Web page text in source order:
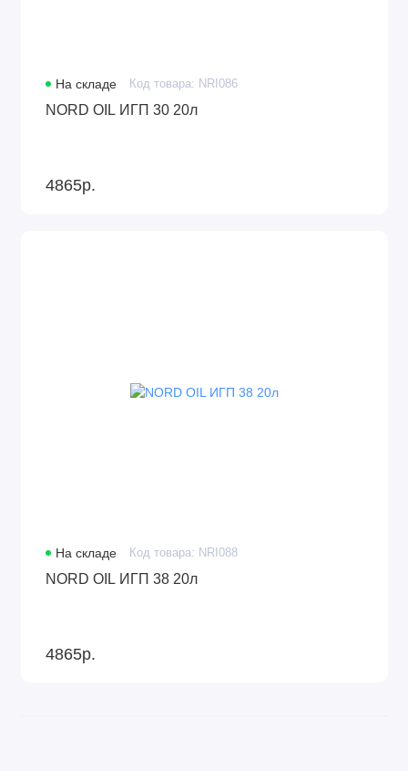
На складе Код товара: NRI086
NORD OIL ИГП 30 20л
4865р.
На складе Код товара: NRI088
NORD OIL ИГП 38 20л
4865р.